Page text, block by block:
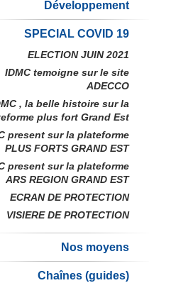
Développement
SPECIAL COVID 19
ELECTION JUIN 2021
IDMC temoigne sur le site
ADECCO
, la belle histoire sur la
plus fort Grand Est
present sur la plateforme
PLUS FORTS GRAND EST
present sur la plateforme
ARS REGION GRAND EST
ECRAN DE PROTECTION
VISIERE DE PROTECTION
Nos moyens
Chaînes (guides)